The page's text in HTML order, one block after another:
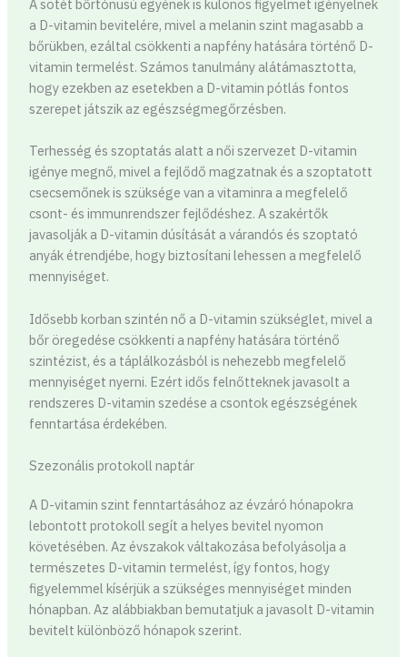
A sötét bőrtónusú egyének is különös figyelmet igényelnek
a D-vitamin bevitelére, mivel a melanin szint magasabb a
bőrükben, ezáltal csökkenti a napfény hatására történő D-
vitamin termelést. Számos tanulmány alátámasztotta,
hogy ezekben az esetekben a D-vitamin pótlás fontos
szerepet játszik az egészségmegőrzésben.
Terhesség és szoptatás alatt a női szervezet D-vitamin
igénye megnő, mivel a fejlődő magzatnak és a szoptatott
csecsemőnek is szüksége van a vitaminra a megfelelő
csont- és immunrendszer fejlődéshez. A szakértők
javasolják a D-vitamin dúsítását a várandós és szoptató
anyák étrendjébe, hogy biztosítani lehessen a megfelelő
mennyiséget.
Idősebb korban szintén nő a D-vitamin szükséglet, mivel a
bőr öregedése csökkenti a napfény hatására történő
szintézist, és a táplálkozásból is nehezebb megfelelő
mennyiséget nyerni. Ezért idős felnőtteknek javasolt a
rendszeres D-vitamin szedése a csontok egészségének
fenntartása érdekében.
Szezonális protokoll naptár
A D-vitamin szint fenntartásához az évzáró hónapokra
lebontott protokoll segít a helyes bevitel nyomon
követésében. Az évszakok váltakozása befolyásolja a
természetes D-vitamin termelést, így fontos, hogy
figyelemmel kísérjük a szükséges mennyiséget minden
hónapban. Az alábbiakban bemutatjuk a javasolt D-vitamin
bevitelt különböző hónapok szerint.